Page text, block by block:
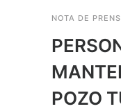
NOTA DE
POZO